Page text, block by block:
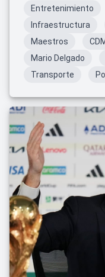
Entretenimiento
Infraestructura
Maestros
Mario Delgado
Transporte